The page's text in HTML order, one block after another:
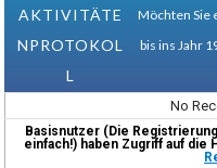
AKTIVITÄTE
NPROTOKOL
L
Möchten Sie
bis ins Jahr
No
Basisnutzer (Die
einfach!) haben Zugriff auf